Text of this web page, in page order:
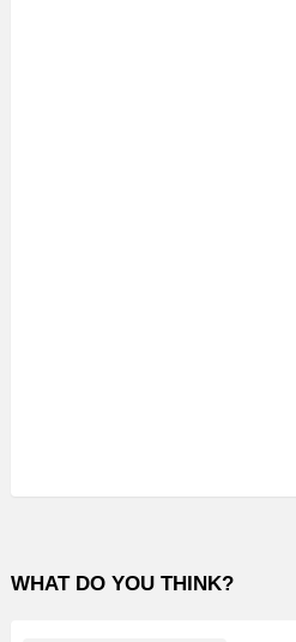
WHAT DO YOU THINK?